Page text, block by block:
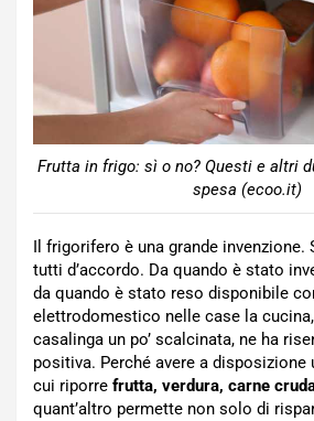
Frutta in frigo: sì o no? Questi e altri
spesa (ecoo.it)
Il frigorifero è una grande
tutti d’accordo. Da quando è stato
da quando è stato reso disponibile
elettrodomestico nelle case la
casalinga un po’ scalcinata, ne ha
positiva. Perché avere a disposizione
cui riporre frutta, verdura, carne
quant’altro permette non solo di